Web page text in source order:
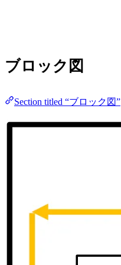
ブロック図
Section titled “ブロック図”